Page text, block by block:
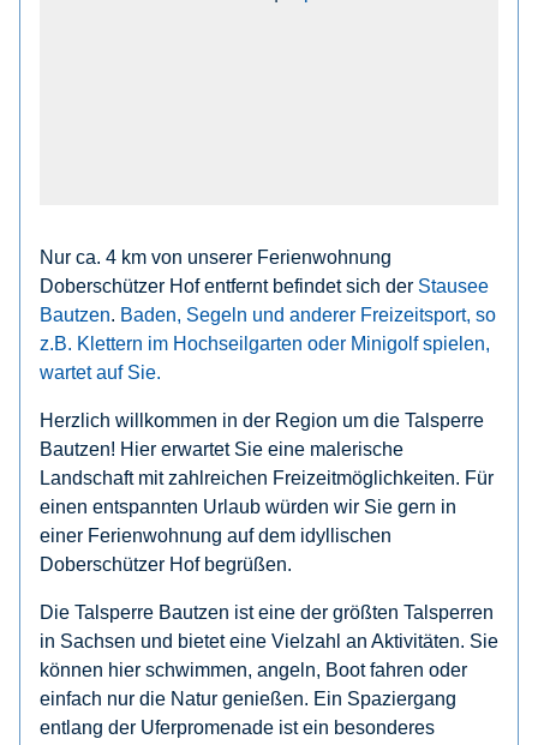
Nur ca. 4 km von unserer Ferienwohnung
Doberschützer Hof entfernt befindet sich der Stausee
Bautzen. Baden, Segeln und anderer Freizeitsport, so
z.B. Klettern im Hochseilgarten oder Minigolf spielen,
wartet auf Sie.
Herzlich willkommen in der Region um die Talsperre
Bautzen! Hier erwartet Sie eine malerische
Landschaft mit zahlreichen Freizeitmöglichkeiten. Für
einen entspannten Urlaub würden wir Sie gern in
einer Ferienwohnung auf dem idyllischen
Doberschützer Hof begrüßen.
Die Talsperre Bautzen ist eine der größten Talsperren
in Sachsen und bietet eine Vielzahl an Aktivitäten. Sie
können hier schwimmen, angeln, Boot fahren oder
einfach nur die Natur genießen. Ein Spaziergang
entlang der Uferpromenade ist ein besonderes